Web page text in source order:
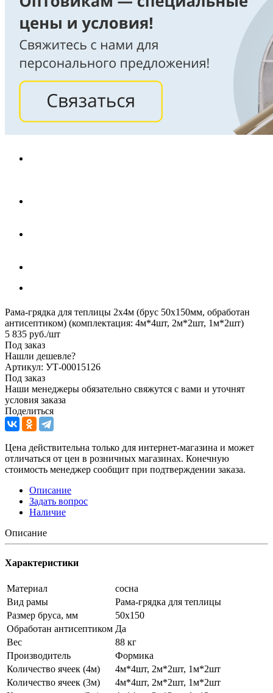
Рама-грядка для теплицы 2х4м (брус 50х150мм, обработан
антисептиком) (комплектация: 4м*4шт, 2м*2шт, 1м*2шт)
5 835 руб./шт
Под заказ
Нашли дешевле?
Артикул: УТ-00015126
Под заказ
Наши менеджеры обязательно свяжутся с вами и уточнят
условия заказа
Поделиться
Цена действительна только для интернет-магазина и может
отличаться от цен в розничных магазинах. Конечную
стоимость менеджер сообщит при подтверждении заказа.
Описание
Задать вопрос
Наличие
Описание
Характеристики
Материал
сосна
Вид рамы
Рама-грядка для теплицы
Размер бруса, мм
50х150
Обработан антисептиком Да
Вес
88 кг
Производитель
Формика
Количество ячеек (4м)
4м*4шт, 2м*2шт, 1м*2шт
Количество ячеек (3м)
4м*4шт, 2м*2шт, 1м*2шт